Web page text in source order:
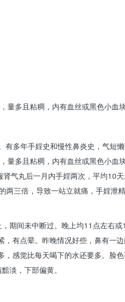
多且粘稠，内有血丝或黑色小血块
多年手婬史和慢性鼻炎史，气短
量多且粘稠，内有血丝或黑色小
气丸后一月内手婬两次，平均10
三倍，导致一站立就痛，手婬泄
期间未中断过。晚上均11点左右
有点晕。昨晚情况好些，鼻有一
感觉比每天喝下的水还要多。脸
淡，下部偏黄。